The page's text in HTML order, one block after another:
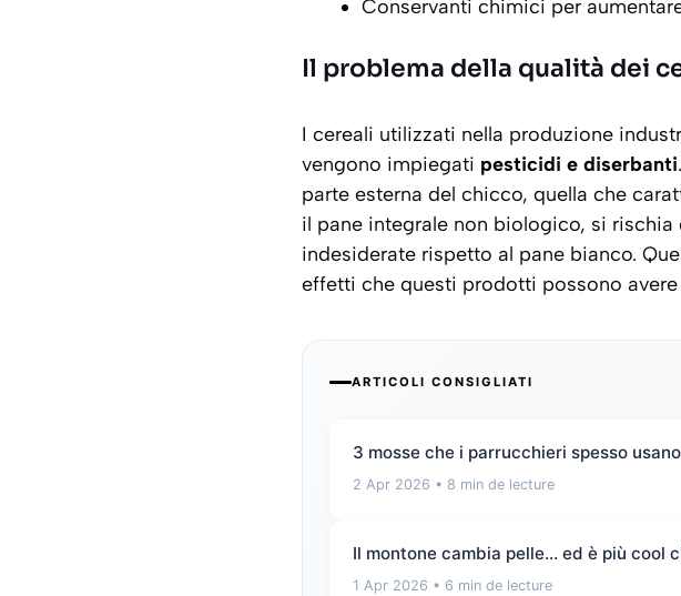
Conservanti chimici per
Il problema della qualità dei
I cereali utilizzati nella produzione
vengono impiegati pesticidi e diserbanti
parte esterna del chicco, quella che
il pane integrale non biologico, si
indesiderate rispetto al pane bianco.
effetti che questi prodotti possono
ARTICOLI CONSIGLIATI
3 mosse che i parrucchieri spesso
2 Apr 2026 • 8 min de lecture
Il montone cambia pelle… ed è più cool
1 Apr 2026 • 6 min de lecture